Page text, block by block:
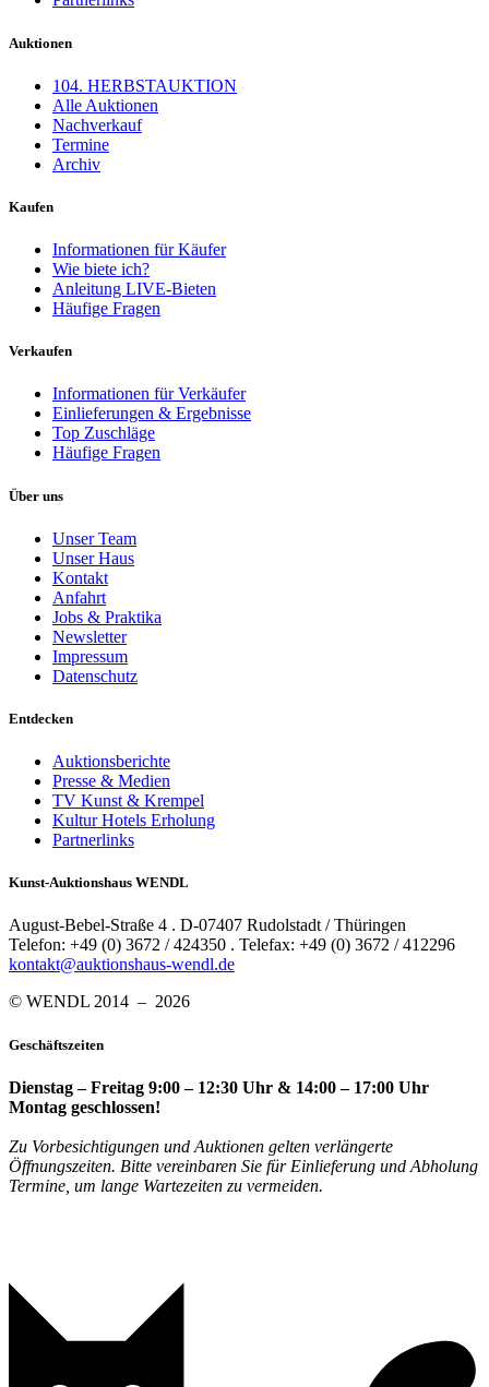
Auktionen
104. HERBSTAUKTION
Alle Auktionen
Nachverkauf
Termine
Archiv
Kaufen
Informationen für Käufer
Wie biete ich?
Anleitung LIVE-Bieten
Häufige Fragen
Verkaufen
Informationen für Verkäufer
Einlieferungen & Ergebnisse
Top Zuschläge
Häufige Fragen
Über uns
Unser Team
Unser Haus
Kontakt
Anfahrt
Jobs & Praktika
Newsletter
Impressum
Datenschutz
Entdecken
Auktionsberichte
Presse & Medien
TV Kunst & Krempel
Kultur Hotels Erholung
Partnerlinks
Kunst-Auktionshaus WENDL
August-Bebel-Straße 4 . D-07407 Rudolstadt / Thüringen
Telefon: +49 (0) 3672 / 424350 . Telefax: +49 (0) 3672 / 412296
kontakt@auktionshaus-wendl.de
© WENDL 2014 – 2026
Geschäftszeiten
Dienstag – Freitag 9:00 – 12:30 Uhr & 14:00 – 17:00 Uhr
Montag geschlossen!
Zu Vorbesichtigungen und Auktionen gelten verlängerte
Öffnungszeiten. Bitte vereinbaren Sie für Einlieferung und Abholung
Termine, um lange Wartezeiten zu vermeiden.